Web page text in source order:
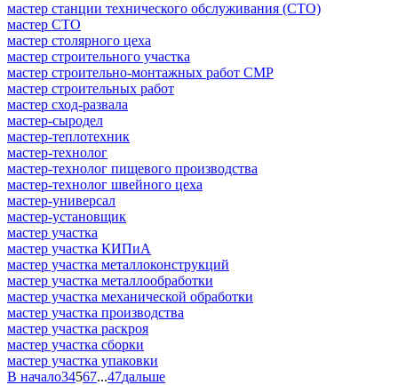
мастер станции технического обслуживания (СТО)
мастер СТО
мастер столярного цеха
мастер строительного участка
мастер строительно-монтажных работ СМР
мастер строительных работ
мастер сход-развала
мастер-сыродел
мастер-теплотехник
мастер-технолог
мастер-технолог пищевого производства
мастер-технолог швейного цеха
мастер-универсал
мастер-установщик
мастер участка
мастер участка КИПиА
мастер участка металлоконструкций
мастер участка металлообработки
мастер участка механической обработки
мастер участка производства
мастер участка раскроя
мастер участка сборки
мастер участка упаковки
В начало34567...47дальше